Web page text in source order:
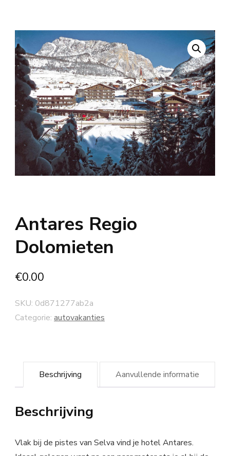
Antares Regio
Dolomieten
€0.00
SKU: 0d871277ab2a
Categorie: autovakanties
Beschrijving Aanvullende informatie
Beschrijving
Vlak bij de pistes van Selva vind je hotel Antares.